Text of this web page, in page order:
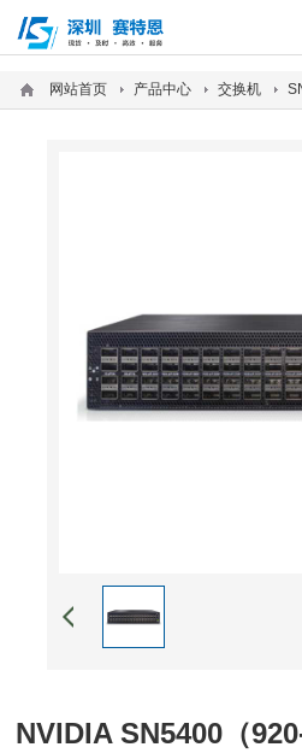
网站首页 产品中心 交换机
NVIDIA SN5400（